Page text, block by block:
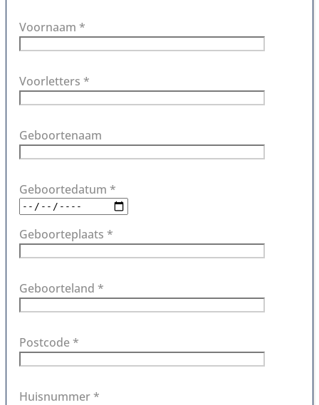
Voornaam *
Voorletters *
Geboortenaam
Geboortedatum *
Geboorteplaats *
Geboorteland *
Postcode *
Huisnummer *